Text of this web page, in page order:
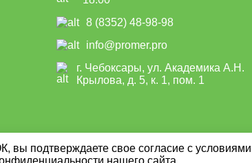
8 (8352) 48-98-98
info@promer.pro
г. Чебоксары, ул. Академика А.Н.
Крылова, д. 5, к. 1, пом. 1
вы подтверждаете свое согласие с условиями
нашего сайта